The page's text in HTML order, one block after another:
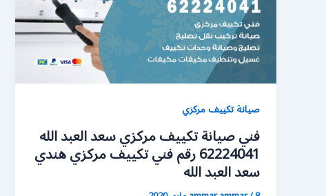
صيانة تكييف مركزي
فني صيانة تكييف مركزي سعد العبد الله
62224041 رقم فني تكييف مركزي هندي
سعد العبد الله